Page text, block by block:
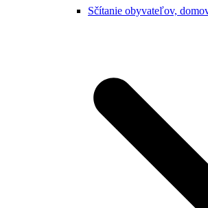
Sčítanie obyvateľov,